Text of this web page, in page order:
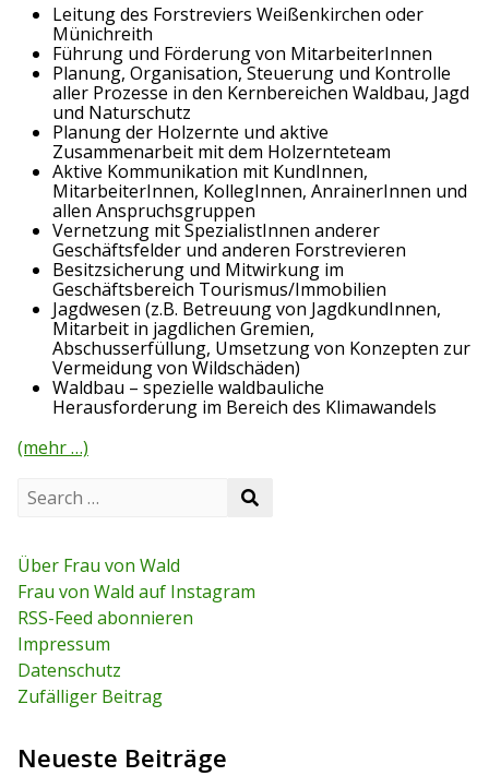
Leitung des Forstreviers Weißenkirchen oder
Münichreith
Führung und Förderung von MitarbeiterInnen
Planung, Organisation, Steuerung und Kontrolle
aller Prozesse in den Kernbereichen Waldbau, Jagd
und Naturschutz
Planung der Holzernte und aktive
Zusammenarbeit mit dem Holzernteteam
Aktive Kommunikation mit KundInnen,
MitarbeiterInnen, KollegInnen, AnrainerInnen und
allen Anspruchsgruppen
Vernetzung mit SpezialistInnen anderer
Geschäftsfelder und anderen Forstrevieren
Besitzsicherung und Mitwirkung im
Geschäftsbereich Tourismus/Immobilien
Jagdwesen (z.B. Betreuung von JagdkundInnen,
Mitarbeit in jagdlichen Gremien,
Abschusserfüllung, Umsetzung von Konzepten zur
Vermeidung von Wildschäden)
Waldbau – spezielle waldbauliche
Herausforderung im Bereich des Klimawandels
(mehr …)
c
h
f
o
r
:
Über Frau von Wald
Frau von Wald auf Instagram
RSS-Feed abonnieren
Impressum
Datenschutz
Zufälliger Beitrag
Neueste Beiträge